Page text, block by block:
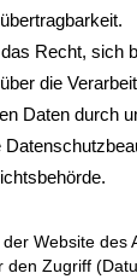
Recht, sich
die
Daten durch
Website des
den Zugriff